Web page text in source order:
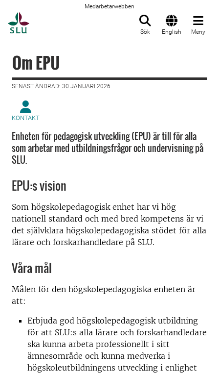
Medarbetarwebben
Sök English Meny
Om EPU
SENAST ÄNDRAD: 30 JANUARI 2026
KONTAKT
Enheten för pedagogisk utveckling (EPU) är till för alla
som arbetar med utbildningsfrågor och undervisning på
SLU.
EPU:s vision
Som högskolepedagogisk enhet har vi hög
nationell standard och med bred kompetens är vi
det självklara högskolepedagogiska stödet för alla
lärare och forskarhandledare på SLU.
Våra mål
Målen för den högskolepedagogiska enheten är
att:
Erbjuda god högskolepedagogisk utbildning
för att SLU:s alla lärare och forskarhandledare
ska kunna arbeta professionellt i sitt
ämnesområde och kunna medverka i
högskoleutbildningens utveckling i enlighet